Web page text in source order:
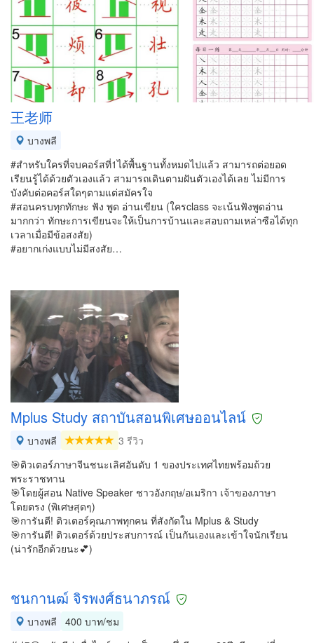
王老师
บางพลี
#สำหรับใครที่จบคอร์สที่1ได้พื้นฐานทั้งหมดไปแล้ว สามารถต่อยอด
เรียนรู้ได้ด้วยตัวเองแล้ว สามารถเดินตามฝันตัวเองได้เลย ไม่มีการ
บังคับต่อคอร์สใดๆตามแต่สมัครใจ
#สอนครบทุกทักษะ ฟัง พูด อ่านเขียน (ใครclass จะเน้นฟังพูดอ่าน
มากกว่า ทักษะการเขียนจะให้เป็นการบ้านและสอบถามเหล่าซือได้ทุก
เวลาเมื่อมีข้อสงสัย)
#อยากเก่งแบบไม่มีสงสัย…
Mplus Study สถาบันสอนพิเศษออนไลน์
บางพลี
3 รีวิว
🎯ติวเตอร์ภาษาจีนชนะเลิศอันดับ 1 ของประเทศไทยพร้อมถ้วย
พระราชทาน
🎯โดยผู้สอน Native Speaker ชาวอังกฤษ/อเมริกา เจ้าของภาษา
โดยตรง (พิเศษสุดๆ)
🎯การันตี! ติวเตอร์คุณภาพทุกคน ที่สังกัดใน Mplus & Study
🎯การันตี! ติวเตอร์ด้วยประสบการณ์ เป็นกันเองและเข้าใจนักเรียน
(น่ารักอีกด้วยนะ💕)
ชนกานฒ์ จิรพงศ์ธนาภรณ์
บางพลี
400 บาท/ชม